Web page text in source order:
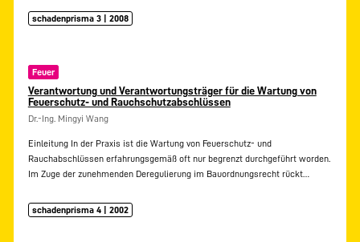
schadenprisma 3 | 2008
Feuer
Verantwortung und Verantwortungsträger für die Wartung von
Feuerschutz- und Rauchschutzabschlüssen
Dr.-Ing. Mingyi Wang
Einleitung In der Praxis ist die Wartung von Feuerschutz- und
Rauchabschlüssen erfahrungsgemäß oft nur begrenzt durchgeführt worden.
Im Zuge der zunehmenden Deregulierung im Bauordnungsrecht rückt…
schadenprisma 4 | 2002